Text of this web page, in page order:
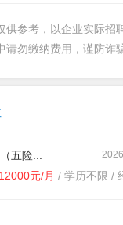
供参考，以企业实际招
请勿缴纳费用，谨防诈
五险...
元/月 / 学历不限 / 经